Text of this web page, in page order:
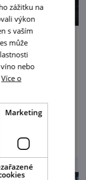
na kole za
Rosic
Těžilo se tu
18.století.
Evropě!
zážitku na
výkon
s vaším
může
nebo
Více o
Marketing